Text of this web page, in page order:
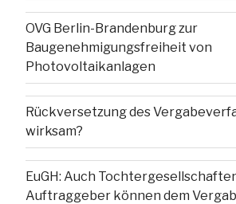
OVG Berlin-Brandenburg zur
Baugenehmigungsfreiheit von
Photovoltaikanlagen
Rückversetzung des
wirksam?
EuGH: Auch
Auftraggeber können dem